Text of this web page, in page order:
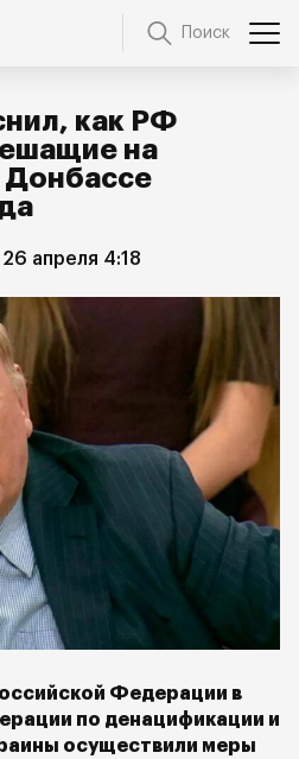
Поиск
как РФ
на
Донбассе
26 апреля 4:18
Федерации в
по денацификации и
осуществили меры